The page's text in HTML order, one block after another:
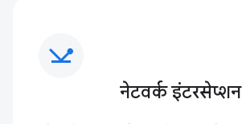
network_ping
नेटवर्क इंटरसेप्शन